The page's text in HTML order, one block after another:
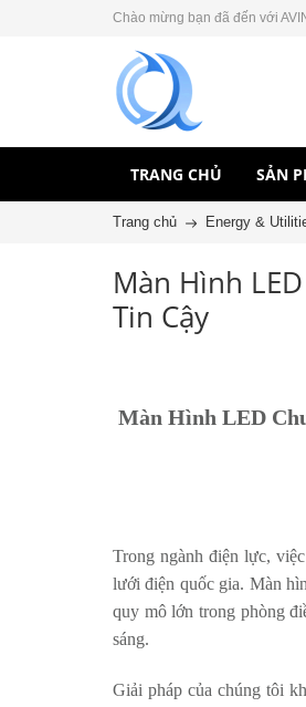
Chào mừng bạn đã đến với
TRANG CHỦ SẢN
Trang chủ Energy &
Màn Hình
Tin Cậy
Màn Hình LED
Trong ngành điện lực,
lưới điện quốc gia. Màn
quy mô lớn trong phòng
sáng.
Giải pháp của chúng tôi